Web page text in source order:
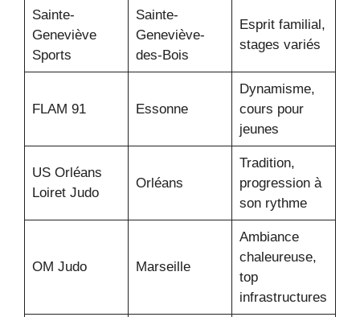
Sainte-
Geneviève
Sports
Sainte-
Geneviève-
des-Bois
Esprit familial,
stages variés
FLAM 91 Essonne
Dynamisme,
cours pour
jeunes
US Orléans
Loiret Judo
Orléans
Tradition,
progression à
son rythme
OM Judo Marseille
Ambiance
chaleureuse,
top
infrastructures